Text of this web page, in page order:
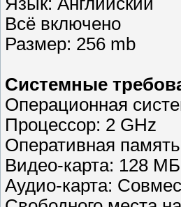
Всё включено
Размер: 256 mb
Cистемные
Операционная
Процессор: 2 GHz
Оперативная
Видео-карта: 128
Аудио-карта: